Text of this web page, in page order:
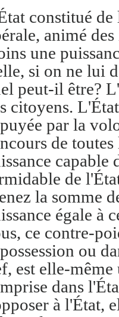
constitué
animé
une
si on ne lui
peut-il être?
citoyens.
par la
de
capable
de
la somme
égale à
ce contre-
ou
est elle-même
dans
à l'État,